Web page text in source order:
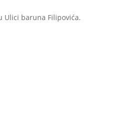
Ulici baruna Filipovića.